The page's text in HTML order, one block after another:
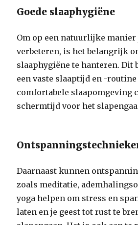
Goede slaaphygiëne
Om op een natuurlijke manier
verbeteren, is het belangrijk
slaaphygiëne te hanteren. Dit
een vaste slaaptijd en -routine
comfortabele slaapomgeving
schermtijd voor het
Daarnaast kunnen
zoals meditatie,
yoga helpen om stress en
laten en je geest tot rust te